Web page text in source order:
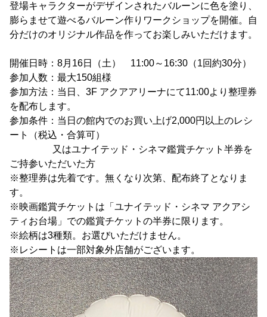
登場キャラクターがデザインされたバルーンに色を塗り、
膨らませて遊べるバルーン作りワークショップを開催。自
分だけのオリジナル作品を作ってお楽しみいただけます。
開催日時：8月16日（土） 11:00～16:30（1回約30分）
参加人数：最大150組様
参加方法：当日、3F アクアアリーナにて11:00より整理券
を配布します。
参加条件：当日の館内でのお買い上げ2,000円以上のレシ
ート（税込・合算可）
又はユナイテッド・シネマ鑑賞チケット半券を
ご持参いただいた方
※整理券は先着です。無くなり次第、配布終了となりま
す。
※映画鑑賞チケットは「ユナイテッド・シネマ アクアシ
ティお台場」での鑑賞チケットの半券に限ります。
※絵柄は3種類。お選びいただけません。
※レシートは一部対象外店舗がございます。